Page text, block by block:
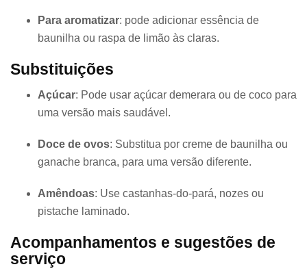
Para aromatizar: pode adicionar essência de
baunilha ou raspa de limão às claras.
Substituições
Açúcar: Pode usar açúcar demerara ou de coco para
uma versão mais saudável.
Doce de ovos: Substitua por creme de baunilha ou
ganache branca, para uma versão diferente.
Amêndoas: Use castanhas-do-pará, nozes ou
pistache laminado.
Acompanhamentos e sugestões de
serviço